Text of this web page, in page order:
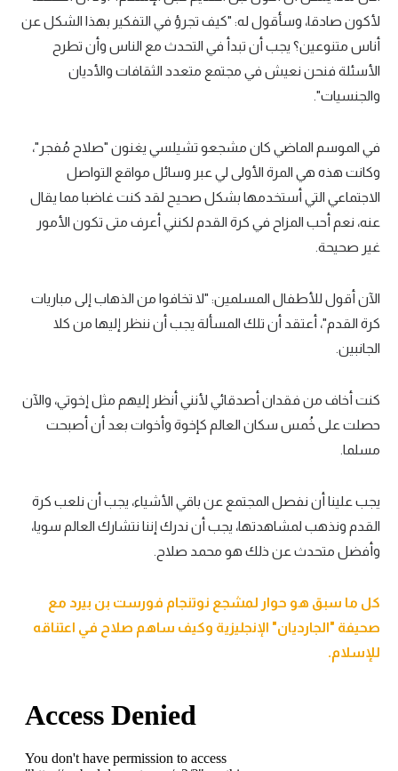
لأكون صادقا، وسأقول له: "كيف تجرؤ في التفكير بهذا الشكل عن
أناس متنوعين؟ يجب أن تبدأ في التحدث مع الناس وأن تطرح
الأسئلة فنحن نعيش في مجتمع متعدد الثقافات والأديان
والجنسيات".
في الموسم الماضي كان مشجعو تشيلسي يغنون "صلاح مُفجر"،
وكانت هذه هي المرة الأولى لي عبر وسائل مواقع التواصل
الاجتماعي التي أستخدمها بشكل صحيح لقد كنت غاضبا مما يقال
عنه، نعم أحب المزاح في كرة القدم لكنني أعرف متى تكون الأمور
غير صحيحة.
الآن أقول للأطفال المسلمين: "لا تخافوا من الذهاب إلى مباريات
كرة القدم"، أعتقد أن تلك المسألة يجب أن ننظر إليها من كلا
الجانبين.
كنت أخاف من فقدان أصدقائي لأنني أنظر إليهم مثل إخوتي، والآن
حصلت على خُمس سكان العالم كإخوة وأخوات بعد أن أصبحت
مسلما.
يجب علينا أن نفصل المجتمع عن باقي الأشياء، يجب أن نلعب كرة
القدم ونذهب لمشاهدتها، يجب أن ندرك إننا نتشارك العالم سويا،
وأفضل متحدث عن ذلك هو محمد صلاح.
كل ما سبق هو حوار لمشجع نوتنجام فورست بن بيرد مع
صحيفة "الجارديان" الإنجليزية وكيف ساهم صلاح في اعتناقه
للإسلام.